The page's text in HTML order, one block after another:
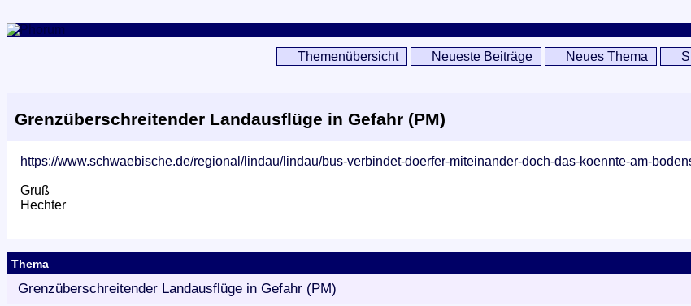
Themenübersicht Neueste Beiträge Neues Thema
Grenzüberschreitender Landausflüge in Gefahr (PM)
https://www.schwaebische.de/regional/lindau/lindau/bus-verbindet-doerfer-miteinander-doch-das-koennte-am-
Gruß
Hechter
Thema
Grenzüberschreitender Landausflüge in Gefahr (PM)